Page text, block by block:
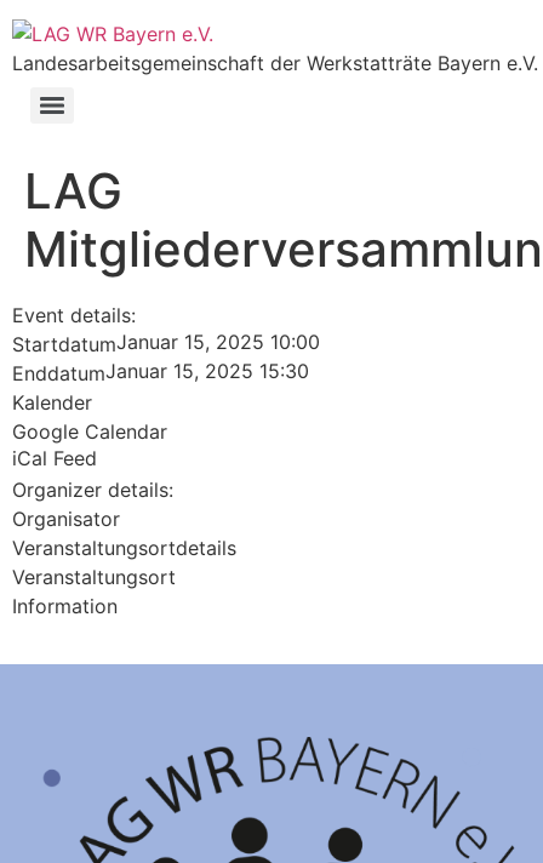
Landesarbeitsgemeinschaft der Werkstatträte Bayern e.V.
LAG
Event details:
StartdatumJanuar 15, 2025 10:00
EnddatumJanuar 15, 2025 15:30
Kalender
Google Calendar
iCal Feed
Organizer details:
Organisator
Veranstaltungsortdetails
Veranstaltungsort
Information